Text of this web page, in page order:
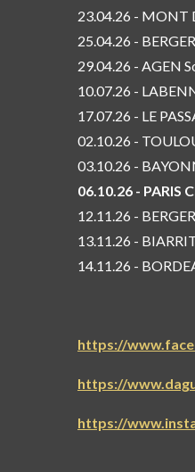
23.04.26 - MONT
25.04.26 -
29.04.26 - AGEN
10.07.26 -
17.07.26 - LE
02.10.26 -
03.10.26 -
06.10.26 - PARIS
12.11.26 -
13.11.26 -
14.11.26 -
https://
https://
https://